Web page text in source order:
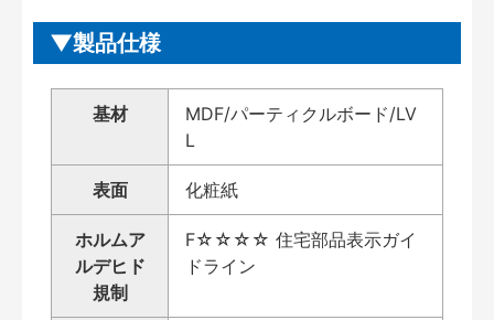
製品仕様
基材
MDF/パーティクルボード/LV
L
表面 化粧紙
ホルムア
ルデヒド
規制
F☆☆☆☆ 住宅部品表示ガイ
ドライン